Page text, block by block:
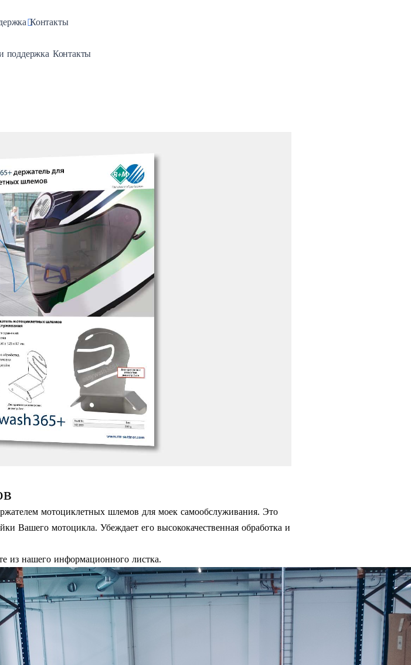
Toggle Dropdown
Контакты
поддержкаToggle Dropdown
Контакты
мотоциклетных шлемов для моек самообслуживания. Это
Вашего мотоцикла. Убеждает его высококачественная обработка и
из нашего информационного листка.